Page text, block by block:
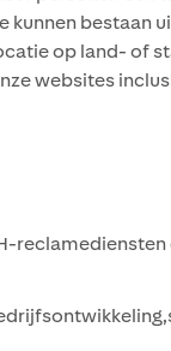
bestaan
op land- of
websites